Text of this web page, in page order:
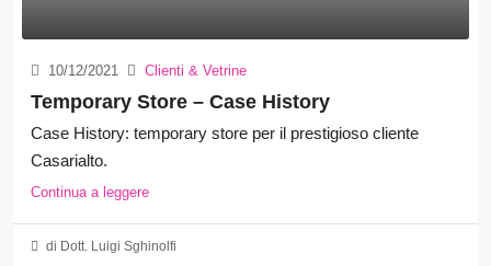
10/12/2021 Clienti & Vetrine
Temporary Store – Case History
Case History: temporary store per il prestigioso cliente
Casarialto.
Continua a leggere
di Dott. Luigi Sghinolfi